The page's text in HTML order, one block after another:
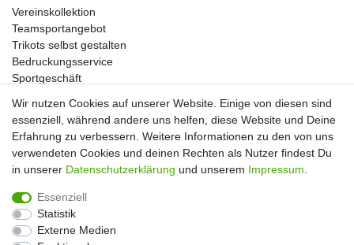
Vereinskollektion
Teamsportangebot
Trikots selbst gestalten
Bedruckungsservice
Sportgeschäft
Widerrufs­recht
Wir nutzen Cookies auf unserer Website. Einige von diesen sind
essenziell, während andere uns helfen, diese Website und Deine
Erfahrung zu verbessern. Weitere Informationen zu den von uns
verwendeten Cookies und deinen Rechten als Nutzer findest Du
in unserer Daten­schutz­erklärung und unserem Impressum
Essenziell
Statistik
Externe Medien